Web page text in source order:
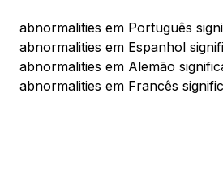
abnormalities em Português
abnormalities em Espanhol
abnormalities em Alemão
abnormalities em Francês